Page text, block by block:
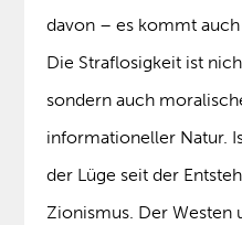
davon – es kommt
Die Straflosigkeit ist
sondern auch
informationeller Natur.
der Lüge seit der
Zionismus. Der Westen